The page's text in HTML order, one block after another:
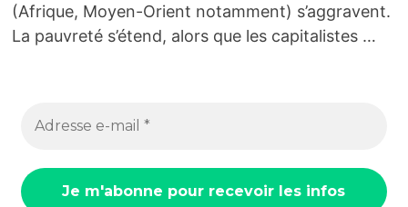
(Afrique, Moyen-Orient notamment) s’aggravent.
La pauvreté s’étend, alors que les capitalistes …